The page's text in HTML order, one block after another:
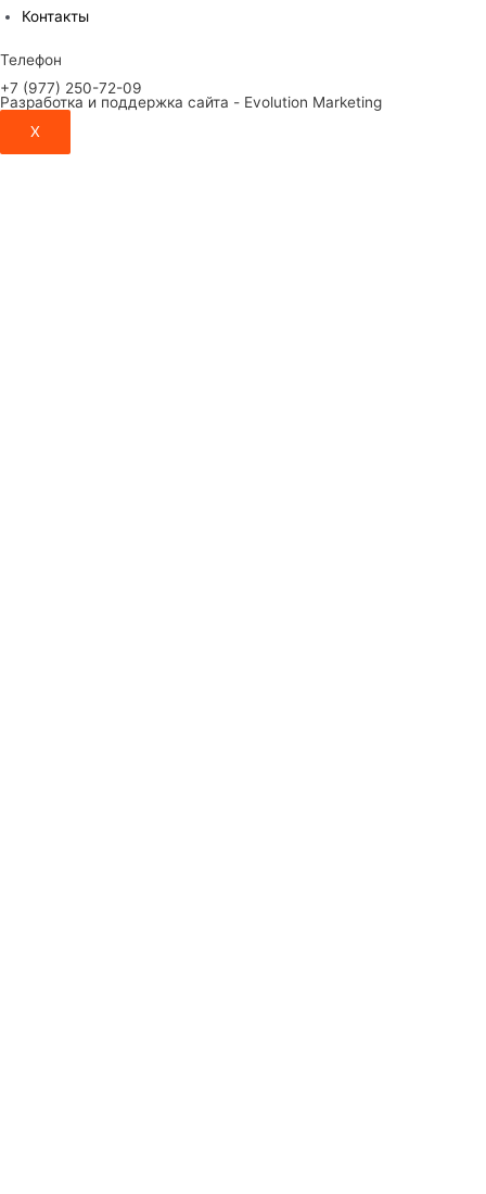
Контакты
Телефон
+7 (977) 250-72-09
Разработка и поддержка сайта - Evolution Marketing
X